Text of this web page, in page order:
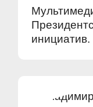
инициатив.